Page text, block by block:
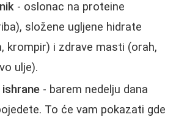
- oslonac na proteine
složene ugljene hidrate
krompir) i zdrave masti (orah,
ulje).
- barem nedelju dana
To će vam pokazati gde